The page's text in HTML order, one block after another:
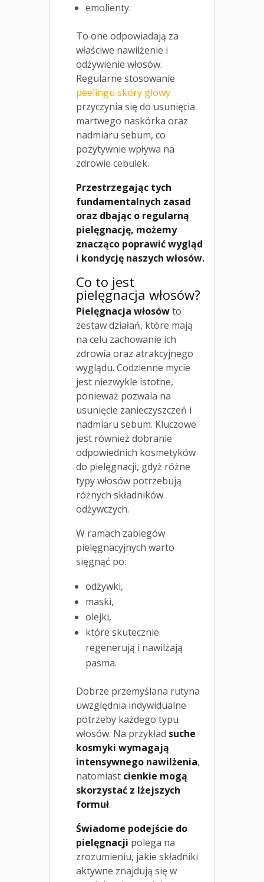
emolienty.
To one odpowiadają za
właściwe nawilżenie i
odżywienie włosów.
Regularne stosowanie
peelingu skóry głowy
przyczynia się do usunięcia
martwego naskórka oraz
nadmiaru sebum, co
pozytywnie wpływa na
zdrowie cebulek.
Przestrzegając tych
fundamentalnych zasad
oraz dbając o regularną
pielęgnację, możemy
znacząco poprawić wygląd
i kondycję naszych włosów.
Co to jest
pielęgnacja włosów?
Pielęgnacja włosówto
zestaw działań, które mają
na celu zachowanie ich
zdrowia oraz atrakcyjnego
wyglądu. Codzienne mycie
jest niezwykle istotne,
ponieważ pozwala na
usunięcie zanieczyszczeń i
nadmiaru sebum. Kluczowe
jest również dobranie
odpowiednich kosmetyków
do pielęgnacji, gdyż różne
typy włosów potrzebują
różnych składników
odżywczych.
W ramach zabiegów
pielęgnacyjnych warto
sięgnąć po:
odżywki,
maski,
olejki,
które skutecznie
regenerują i nawilżają
pasma.
Dobrze przemyślana rutyna
uwzględnia indywidualne
potrzeby każdego typu
włosów. Na przykład suche
kosmyki wymagają
intensywnego nawilżenia,
natomiast cienkie mogą
skorzystać z lżejszych
formuł.
Świadome podejście do
pielęgnacji polega na
zrozumieniu, jakie składniki
aktywne znajdują się w